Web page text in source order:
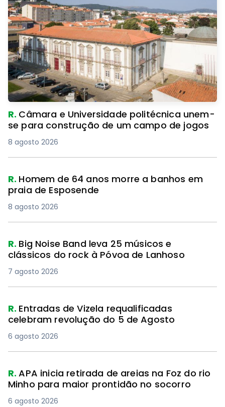
R. Câmara e Universidade politécnica unem-
se para construção de um campo de jogos
8 agosto 2026
R. Homem de 64 anos morre a banhos em
praia de Esposende
8 agosto 2026
R. Big Noise Band leva 25 músicos e
clássicos do rock à Póvoa de Lanhoso
7 agosto 2026
R. Entradas de Vizela requalificadas
celebram revolução do 5 de Agosto
6 agosto 2026
R.APA inicia retirada de areias na Foz do rio
Minho para maior prontidão no socorro
6 agosto 2026